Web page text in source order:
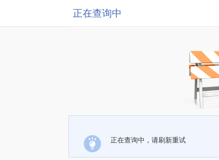
正在查询中
正在查询中，请刷新重试